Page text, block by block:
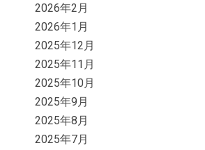
2026年2月
2026年1月
2025年12月
2025年11月
2025年10月
2025年9月
2025年8月
2025年7月